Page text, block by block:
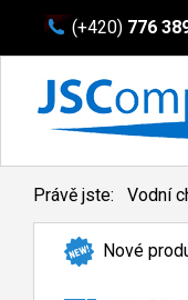
(+420) 776
Právě jste: Vodní
Nové